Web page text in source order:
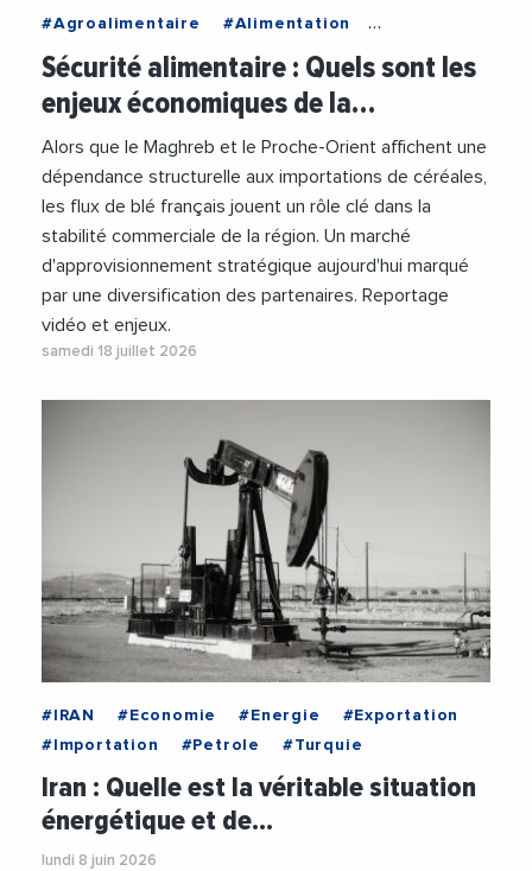
#Agroalimentaire
#Alimentation
#Importation
#SecuriteAlimentaire
Sécurité alimentaire : Quels sont les
enjeux économiques de la…
Alors que le Maghreb et le Proche-Orient affichent une
dépendance structurelle aux importations de céréales,
les flux de blé français jouent un rôle clé dans la
stabilité commerciale de la région. Un marché
d'approvisionnement stratégique aujourd'hui marqué
par une diversification des partenaires. Reportage
vidéo et enjeux.
samedi 18 juillet 2026
#IRAN #Economie #Energie
#Exportation
#Importation
#Petrole #Turquie
Iran : Quelle est la véritable situation
énergétique et de…
lundi 8 juin 2026